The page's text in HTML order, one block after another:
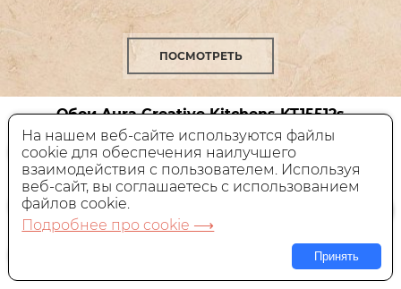
ПОСМОТРЕТЬ
Обои Aura Creative KitchensKT15512s
Виниловые,Англия, 0,53x10 м
Цена:
4 990 руб.
В КОРЗИНУ
На нашем веб-сайте используются файлы
cookie для обеспечения наилучшего
взаимодействия с пользователем. Используя
веб-сайт, вы соглашаетесь с использованием
файлов cookie.
Подробнее про cookie ⟶
Принять